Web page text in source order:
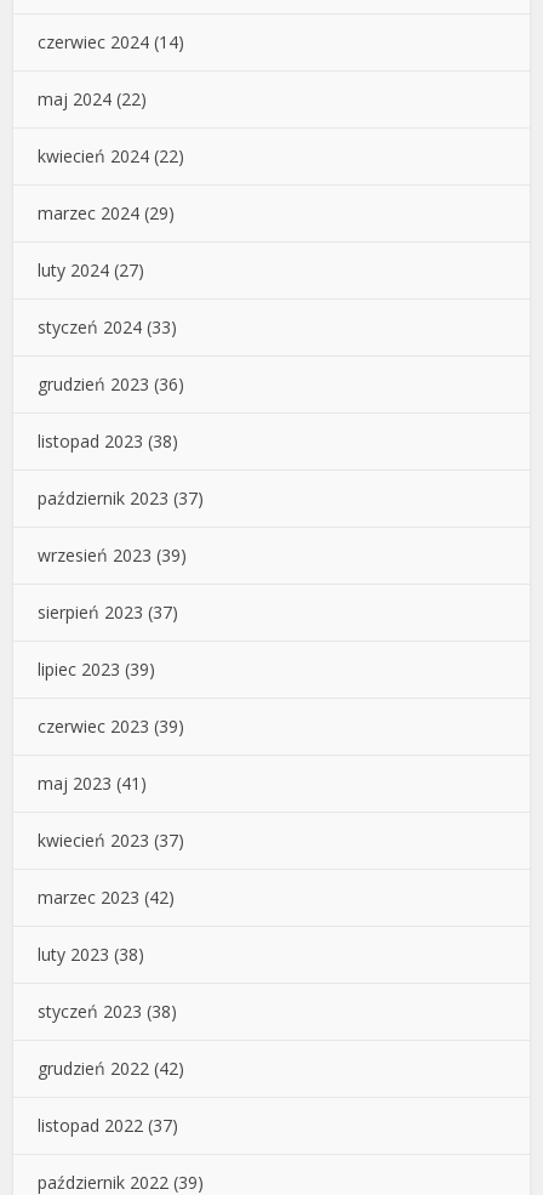
czerwiec 2024 (14)
maj 2024 (22)
kwiecień 2024 (22)
marzec 2024 (29)
luty 2024 (27)
styczeń 2024 (33)
grudzień 2023 (36)
listopad 2023 (38)
październik 2023 (37)
wrzesień 2023 (39)
sierpień 2023 (37)
lipiec 2023 (39)
czerwiec 2023 (39)
maj 2023 (41)
kwiecień 2023 (37)
marzec 2023 (42)
luty 2023 (38)
styczeń 2023 (38)
grudzień 2022 (42)
listopad 2022 (37)
październik 2022 (39)